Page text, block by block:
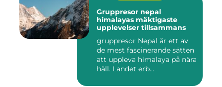
Gruppresor nepal
himalayas mäktigaste
upplevelser tillsammans
gruppresor Nepal är ett av
de mest fascinerande sätten
att uppleva himalaya på nära
håll. Landet erb...